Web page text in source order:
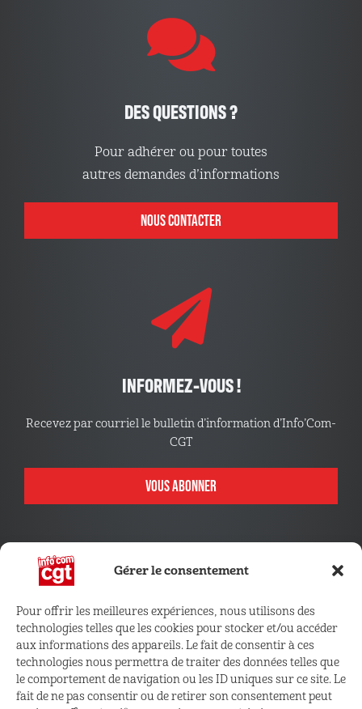
Gérer le consentement
Pour offrir les meilleures expériences, nous utilisons des
technologies telles que les cookies pour stocker et/ou accéder
aux informations des appareils. Le fait de consentir à ces
technologies nous permettra de traiter des données telles que
le comportement de navigation ou les ID uniques sur ce site. Le
fait de ne pas consentir ou de retirer son consentement peut
DES QUESTIONS ?
Pour adhérer ou pour toutes
autres demandes d’informations
NOUS CONTACTER
INFORMEZ-VOUS !
Recevez par courriel le bulletin d’information d’Info’Com-
CGT
VOUS ABONNER
CONNECTEZ VOUS !
Retrouvez les outils, infos et services qui vous sont